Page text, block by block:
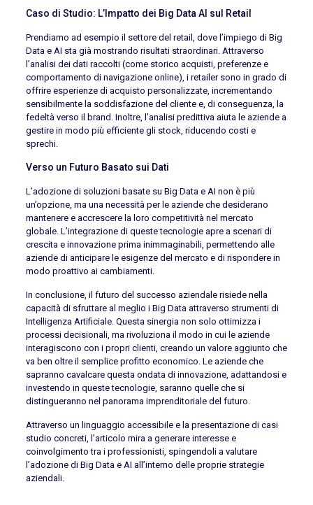
Caso di Studio: L’Impatto dei Big Data AI sul Retail
Prendiamo ad esempio il settore del retail, dove l’impiego di Big
Data e AI sta già mostrando risultati straordinari. Attraverso
l’analisi dei dati raccolti (come storico acquisti, preferenze e
comportamento di navigazione online), i retailer sono in grado di
offrire esperienze di acquisto personalizzate, incrementando
sensibilmente la soddisfazione del cliente e, di conseguenza, la
fedeltà verso il brand. Inoltre, l’analisi predittiva aiuta le aziende a
gestire in modo più efficiente gli stock, riducendo costi e
sprechi.
Verso un Futuro Basato sui Dati
L’adozione di soluzioni basate su Big Data e AI non è più
un’opzione, ma una necessità per le aziende che desiderano
mantenere e accrescere la loro competitività nel mercato
globale. L’integrazione di queste tecnologie apre a scenari di
crescita e innovazione prima inimmaginabili, permettendo alle
aziende di anticipare le esigenze del mercato e di rispondere in
modo proattivo ai cambiamenti.
In conclusione, il futuro del successo aziendale risiede nella
capacità di sfruttare al meglio i Big Data attraverso strumenti di
Intelligenza Artificiale. Questa sinergia non solo ottimizza i
processi decisionali, ma rivoluziona il modo in cui le aziende
interagiscono con i propri clienti, creando un valore aggiunto che
va ben oltre il semplice profitto economico. Le aziende che
sapranno cavalcare questa ondata di innovazione, adattandosi e
investendo in queste tecnologie, saranno quelle che si
distingueranno nel panorama imprenditoriale del futuro.
Attraverso un linguaggio accessibile e la presentazione di casi
studio concreti, l’articolo mira a generare interesse e
coinvolgimento tra i professionisti, spingendoli a valutare
l’adozione di Big Data e AI all’interno delle proprie strategie
aziendali.